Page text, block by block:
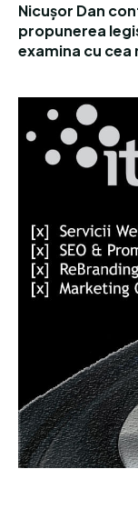
Nicușor Dan
propunerea
examina cu cea